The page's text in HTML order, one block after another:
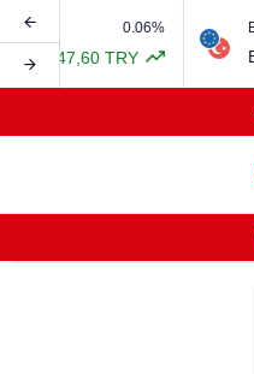
EURO 0.11%
Euro 55,07 TRY